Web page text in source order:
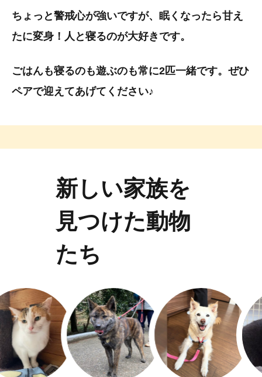
ちょっと警戒心が強いですが、眠くなったら甘え
たに変身！人と寝るのが大好きです。
ごはんも寝るのも遊ぶのも常に2匹一緒です。ぜひ
ペアで迎えてあげてください♪
新しい家族を
見つけた動物
たち